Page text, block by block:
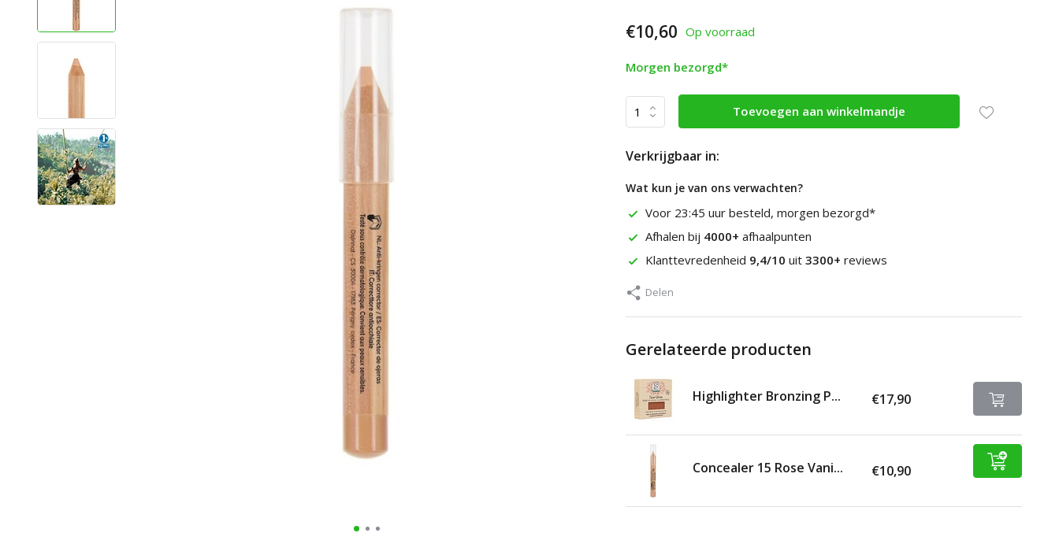
€10,60 Op voorraad
Morgen bezorgd*
Toevoegen aan winkelmandje
Verkrijgbaar in:
Wat kun je van ons verwachten?
Voor 23:45 uur besteld, morgen bezorgd*
Afhalen bij 4000+ afhaalpunten
Klanttevredenheid 9,4/10 uit 3300+ reviews
Delen
Gerelateerde producten
Highlighter Bronzing P... €17,90
Concealer 15 Rose Vani... €10,90